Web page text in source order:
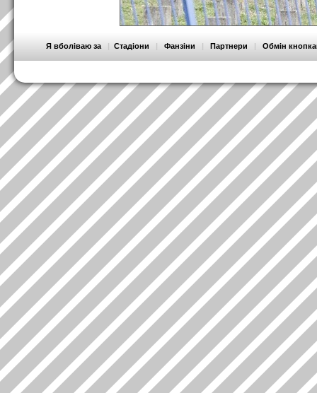
Я вболіваю за | Стадіони | Фанзіни | Партнери | Обмін